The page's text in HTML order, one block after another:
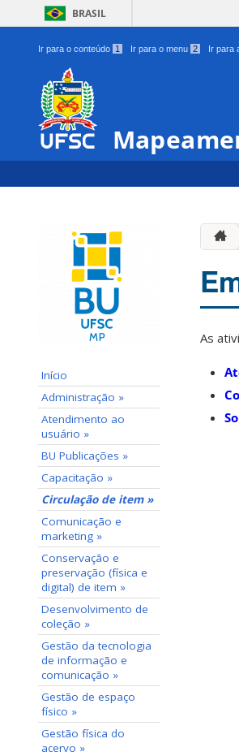
BRASIL
Ir para o conteúdo 1 Ir para o menu 2 Ir para
Início
Administração »
Atendimento ao
usuário »
BU Publicações »
Capacitação »
Circulação de item »
Comunicação e
marketing »
Conservação e
preservação (física e
digital) de item »
Desenvolvimento de
coleção »
Gestão da tecnologia
de informação e
comunicação »
Gestão de espaço
físico »
Gestão física do
acervo »
As